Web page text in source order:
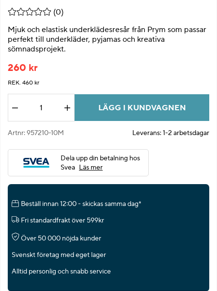
Medelbetyg 0 av 5 Antal betyg 0
(0)
Mjuk och elastisk underklädesresår från Prym som passar
perfekt till underkläder, pyjamas och kreativa
sömnadsprojekt.
260 kr
REK. 460 kr
LÄGG I KUNDVAGNEN
Artnr:957210-10M Leverans:1-2 arbetsdagar
Dela upp din betalning hos
Svea Läs mer
Beställ innan 12:00 - skickas samma dag*
Fri standardfrakt över 599kr
Över 50 000 nöjda kunder
Svenskt företag med eget lager
Alltid personlig och snabb service